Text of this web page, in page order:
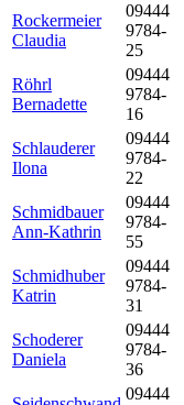
Rockermeier
Claudia
09444
9784-
25
Röhrl
Bernadette
09444
9784-
16
Schlauderer
Ilona
09444
9784-
22
Schmidbauer
Ann-Kathrin
09444
9784-
55
Schmidhuber
Katrin
09444
9784-
31
Schoderer
Daniela
09444
9784-
36
09444